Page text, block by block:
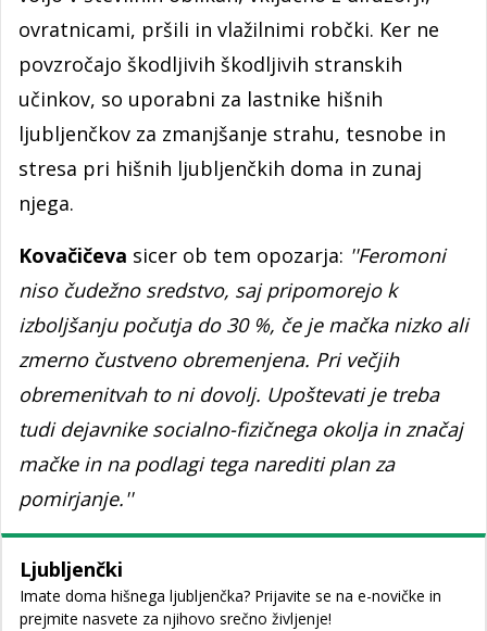
ovratnicami, pršili in vlažilnimi robčki. Ker ne
povzročajo škodljivih škodljivih stranskih
učinkov, so uporabni za lastnike hišnih
ljubljenčkov za zmanjšanje strahu, tesnobe in
stresa pri hišnih ljubljenčkih doma in zunaj
njega.
Kovačičeva sicer ob tem opozarja: ''Feromoni
niso čudežno sredstvo, saj pripomorejo k
izboljšanju počutja do 30 %, če je mačka nizko ali
zmerno čustveno obremenjena. Pri večjih
obremenitvah to ni dovolj. Upoštevati je treba
tudi dejavnike socialno-fizičnega okolja in značaj
mačke in na podlagi tega narediti plan za
pomirjanje.''
Ljubljenčki
Imate doma hišnega ljubljenčka? Prijavite se na e-novičke in
prejmite nasvete za njihovo srečno življenje!